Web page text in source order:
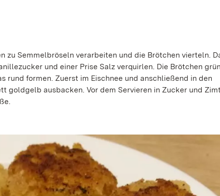
zu Semmelbröseln verarbeiten und die Brötchen vierteln.
und einer Prise Salz verquirlen. Die Brötchen
rund formen. Zuerst im Eischnee und anschließend in den
goldgelb ausbacken. Vor dem Servieren in Zucker und Zimt